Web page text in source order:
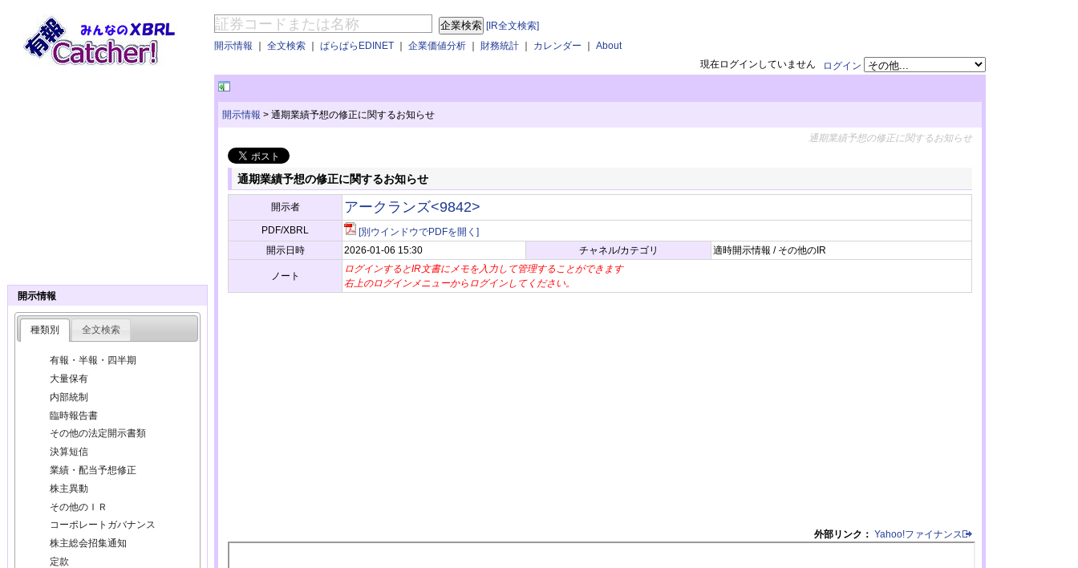
[IR全文検索]
開示情報 ｜ 全文検索 ｜ ぱらぱらEDINET ｜ 企業価値分析 ｜ 財務統計 ｜ カレンダー ｜ About
ログイン
現在ログインしていません
開示情報 > 通期業績予想の修正に関するお知らせ
通期業績予想の修正に関するお知らせ
通期業績予想の修正に関するお知らせ
開示者 アークランズ<9842>
PDF/XBRL
[別ウインドウでPDFを開く]
開示日時
2026-01-06 15:30 チャネル/カテゴリ 適時開示情報 / その他のIR
ノート
ログインするとIR文書にメモを入力して管理することができます
右上のログインメニューからログインしてください。
外部リンク： Yahoo!ファイナンス
開示情報
種類別 全文検索
有報・半報・四半期
大量保有
内部統制
臨時報告書
その他の法定開示書類
決算短信
業績・配当予想修正
株主異動
その他のＩＲ
コーポレートガバナンス
株主総会招集通知
定款